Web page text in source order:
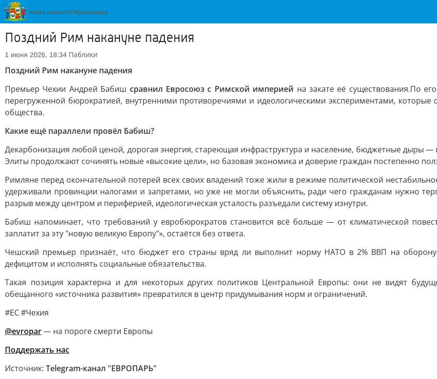
Поздний Рим накануне падения
1 июня 2026, 18:34 Паблики
Поздний Рим накануне падения
Премьер Чехии Андрей Бабиш сравнил Евросоюз с Римской империей на закате её существования.По
перегруженной бюрократией, внутренними противоречиями и идеологическими экспериментами,
общества.
Какие ещё параллели провёл Бабиш?
Декарбонизация любой ценой, дорогая энергия, стареющая инфраструктура и население, бюджетные дыры
Элиты продолжают сочинять новые «высокие цели», но базовая экономика и доверие граждан постепенно
Римляне перед окончательной потерей всех своих владений тоже жили в режиме политической
удерживали провинции налогами и запретами, но уже не могли объяснить, ради чего гражданам нужно
разрыв между центром и периферией, идеологическая усталость разъедали систему изнутри.
Бабиш напоминает, что требований у евробюрократов становится всё больше — от климатической
заплатит за эту "новую великую Европу"», остаётся без ответа.
Чешский премьер признаёт, что бюджет его страны вряд ли выполнит норму НАТО в 2% ВВП на оборону
дефицитом и исполнять социальные обязательства.
Такая позиция характерна и для некоторых других политиков Центральной Европы: они не видят
обещанного «источника развития» превратился в центр придумывания норм и ограничений.
#ЕС #Чехия
@evropar— на пороге смерти Европы
Поддержать нас
Источник: Telegram-канал "ЕВРОПАРЬ"